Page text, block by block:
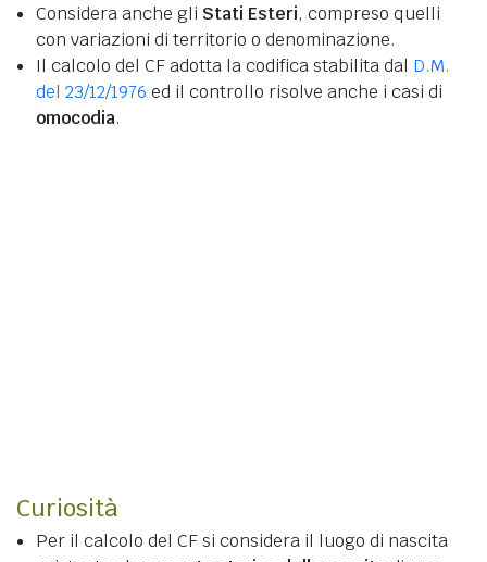
Considera anche gli Stati Esteri, compreso quelli
con variazioni di territorio o denominazione.
Il calcolo del CF adotta la codifica stabilita dal D.M.
del 23/12/1976 ed il controllo risolve anche i casi di
omocodia.
Curiosità
Per il calcolo del CF si considera il luogo di nascita